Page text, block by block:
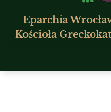
Eparchia
Kościoła